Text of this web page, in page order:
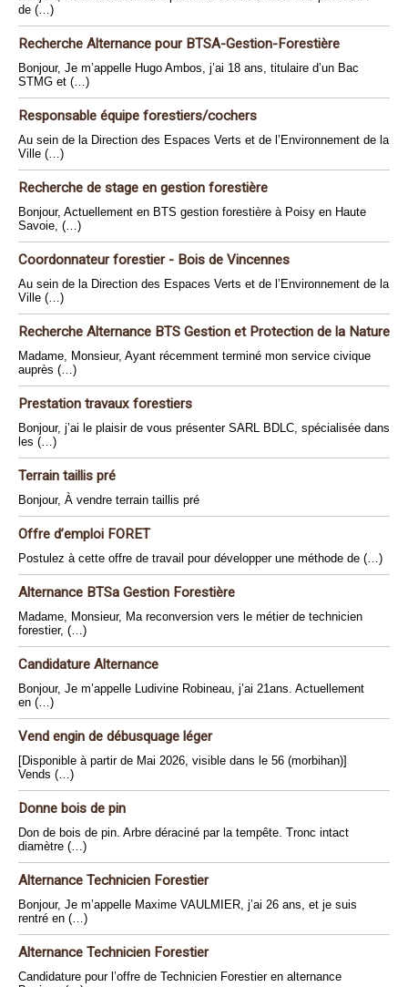
de (…)
Recherche Alternance pour BTSA-Gestion-Forestière
Bonjour, Je m’appelle Hugo Ambos, j’ai 18 ans, titulaire d’un Bac
STMG et (…)
Responsable équipe forestiers/cochers
Au sein de la Direction des Espaces Verts et de l’Environnement de la
Ville (…)
Recherche de stage en gestion forestière
Bonjour, Actuellement en BTS gestion forestière à Poisy en Haute
Savoie, (…)
Coordonnateur forestier - Bois de Vincennes
Au sein de la Direction des Espaces Verts et de l’Environnement de la
Ville (…)
Recherche Alternance BTS Gestion et Protection de la Nature
Madame, Monsieur, Ayant récemment terminé mon service civique
auprès (…)
Prestation travaux forestiers
Bonjour, j’ai le plaisir de vous présenter SARL BDLC, spécialisée dans
les (…)
Terrain taillis pré
Bonjour, À vendre terrain taillis pré
Offre d’emploi FORET
Postulez à cette offre de travail pour développer une méthode de (…)
Alternance BTSa Gestion Forestière
Madame, Monsieur, Ma reconversion vers le métier de technicien
forestier, (…)
Candidature Alternance
Bonjour, Je m’appelle Ludivine Robineau, j’ai 21ans. Actuellement
en (…)
Vend engin de débusquage léger
[Disponible à partir de Mai 2026, visible dans le 56 (morbihan)]
Vends (…)
Donne bois de pin
Don de bois de pin. Arbre déraciné par la tempête. Tronc intact
diamètre (…)
Alternance Technicien Forestier
Bonjour, Je m’appelle Maxime VAULMIER, j’ai 26 ans, et je suis
rentré en (…)
Alternance Technicien Forestier
Candidature pour l’offre de Technicien Forestier en alternance